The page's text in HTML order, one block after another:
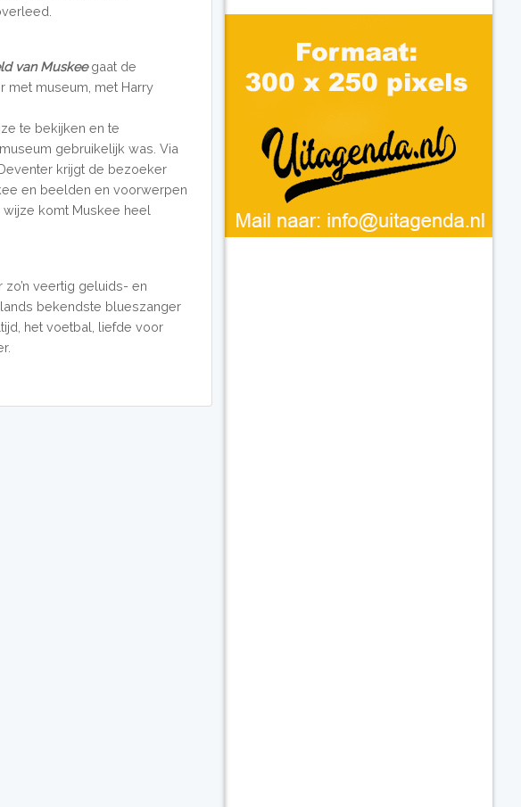
van Muskeegaat de
met museum, met Harry
te bekijken en te
gebruikelijk was. Via
krijgt de bezoeker
en beelden en voorwerpen
komt Muskee heel
veertig geluids- en
bekendste blueszanger
het voetbal, liefde voor